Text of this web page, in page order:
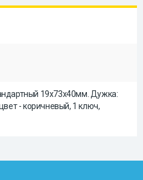
19х73х40мм. Дужка:
- коричневый, 1 ключ,